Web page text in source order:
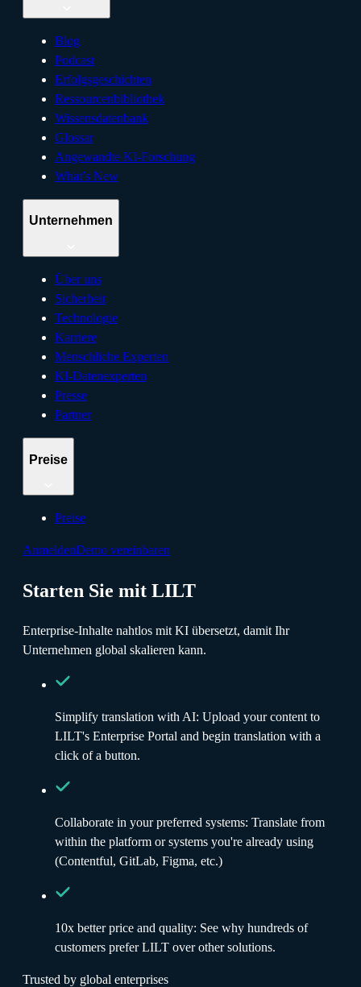
Blog
Podcast
Erfolgsgeschichten
Ressourcenbibliothek
Wissensdatenbank
Glossar
Angewandte KI-Forschung
What’s New
Unternehmen
Über uns
Sicherheit
Technologie
Karriere
Menschliche Experten
KI-Datenexperten
Presse
Partner
Preise
Preise
AnmeldenDemo vereinbaren
Starten Sie mit LILT
Enterprise-Inhalte nahtlos mit KI übersetzt, damit Ihr
Unternehmen global skalieren kann.
Simplify translation with AI: Upload your content to
LILT's Enterprise Portal and begin translation with a
click of a button.
Collaborate in your preferred systems: Translate from
within the platform or systems you're already using
(Contentful, GitLab, Figma, etc.)
10x better price and quality: See why hundreds of
customers prefer LILT over other solutions.
Trusted by global enterprises